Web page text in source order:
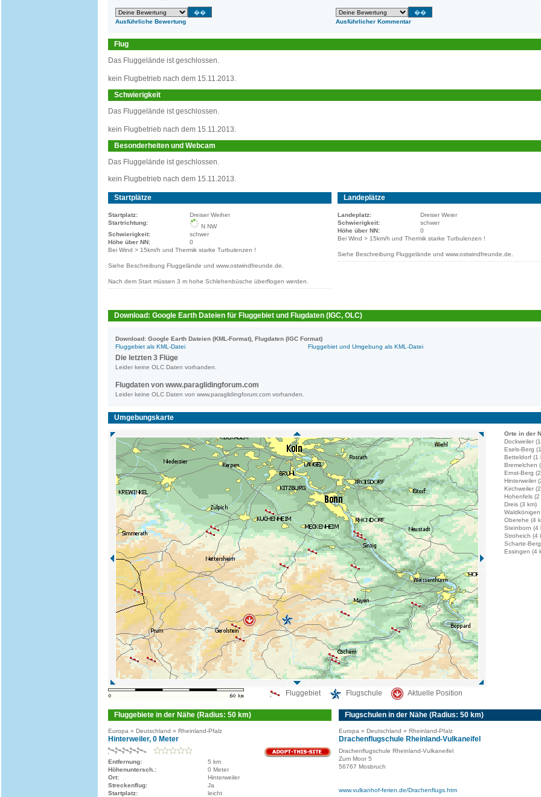
Ausführliche Bewertung Ausführlicher Kommentar
Flug
Das Fluggelände ist geschlossen.
kein Flugbetrieb nach dem 15.11.2013.
Schwierigkeit
Das Fluggelände ist geschlossen.
kein Flugbetrieb nach dem 15.11.2013.
Besonderheiten und Webcam
Das Fluggelände ist geschlossen.
kein Flugbetrieb nach dem 15.11.2013.
Startplätze
Startplatz:
Dreiser Weiher
Startrichtung:
N NW
Schwierigkeit:
schwer
Höhe über NN:
0
Bei Wind > 15km/h und Thermik starke Turbulenzen !
Siehe Beschreibung Fluggelände und www.ostwindfreunde.de.
Nach dem Start müssen 3 m hohe Schlehenbüsche überflogen werden.
Landeplätze
Landeplatz:
Dreiser Weier
Schwierigkeit:
schwer
Höhe über NN:
0
Bei Wind > 15km/h und Thermik starke Turbulenzen !
Siehe Beschreibung Fluggelände und www.ostwindfreunde.de.
Download: Google Earth Dateien für Fluggebiet und Flugdaten (IGC, OLC)
Download: Google Earth Dateien (KML-Format), Flugdaten (IGC Format)
Fluggebiet als KML-Datei
Fluggebiet und Umgebung als KML-Datei
Die letzten 3 Flüge
Leider keine OLC Daten vorhanden.
Flugdaten von www.paraglidingforum.com
Leider keine OLC Daten von www.paraglidingforum.com vorhanden.
Umgebungskarte
Fluggebiet Flugschule Aktuelle Position
Orte in der
Dockweiler
Esels-Berg
Betteldorf (1
Bremelchen
Ernst-Berg
Hinterweiler
Kirchweiler
Hohenfels (2
Dreis (3 km)
Oberehe (4
Steinborn (4
Stroheich (4
Scharte-
Essingen (4
Fluggebiete in der Nähe (Radius: 50 km)
Europa » Deutschland » Rheinland-Pfalz
Hinterweiler, 0 Meter
Entfernung:
5 km
Höhenuntersch.:
0 Meter
Ort:
Hinterweiler
Streckenflug:
Ja
Startplatz:
leicht
Flugschulen in der Nähe (Radius: 50 km)
Europa » Deutschland » Rheinland-Pfalz
Drachenflugschule Rheinland-Vulkaneifel
Drachenflugschule Rheinland-Vulkaneifel
Zum Moor 5
56767 Mosbruch
www.vulkanhof-ferien.de/Drachenflugs.htm